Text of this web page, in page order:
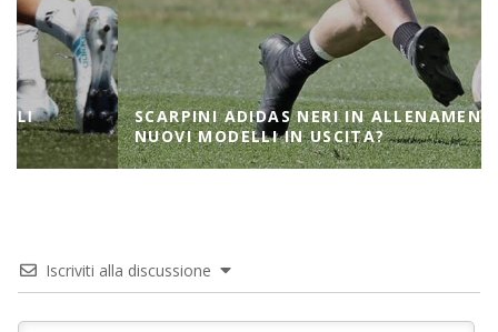
SCARPINI ADIDAS NERI IN ALLENAMENTO,
NUOVI MODELLI IN USCITA?
Iscriviti alla discussione